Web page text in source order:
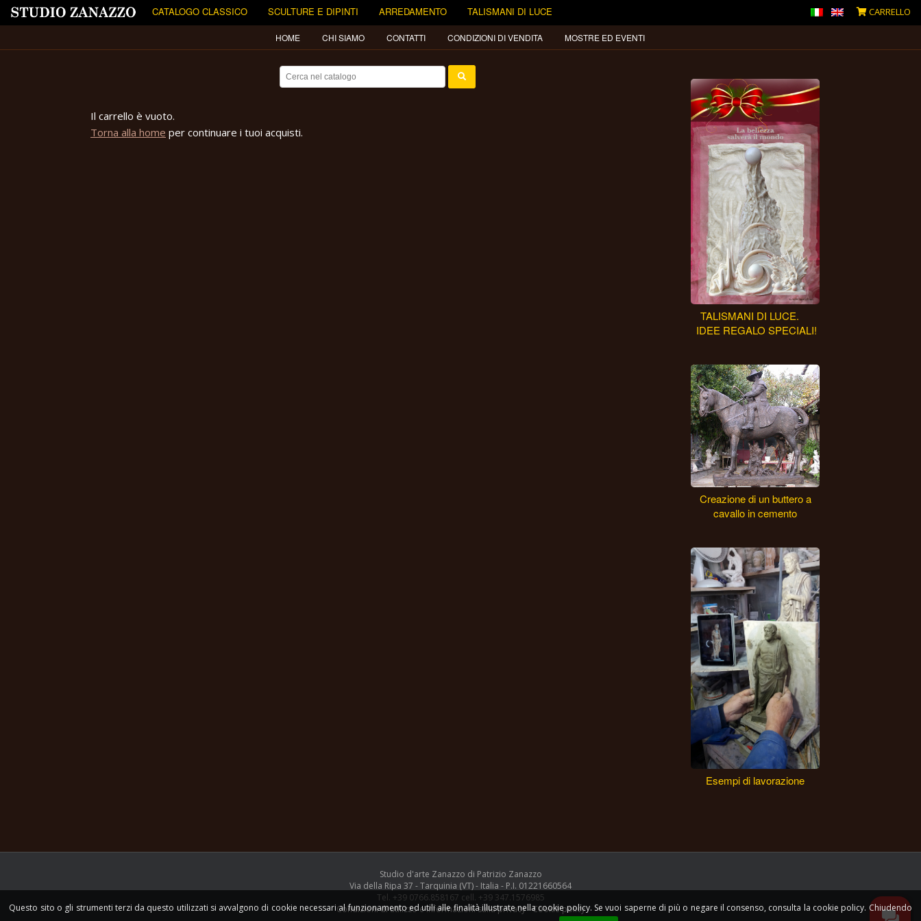
Questo sito o gli strumenti terzi da questo utilizzati si avvalgono di cookie necessari al funzionamento ed utili alle finalità illustrate nella cookie policy. Se vuoi saperne di più o negare il consenso, consulta la cookie policy. Chiudendo
CATALOGO CLASSICO SCULTURE E DIPINTI ARREDAMENTO TALISMANI DI LUCE CARRELLO
HOME CHI SIAMO CONTATTI CONDIZIONI DI VENDITA MOSTRE ED EVENTI
Il carrello è vuoto.
Torna alla home per continuare i tuoi acquisti.
TALISMANI DI LUCE.
IDEE REGALO SPECIALI!
Creazione di un buttero a
cavallo in cemento
Esempi di lavorazione
Studio d'arte Zanazzo di Patrizio Zanazzo
Via della Ripa 37 - Tarquinia (VT) - Italia - P.I. 01221660564
Tel. +39 0766.858167 cell. +39 347.1576985
Condizioni di utilizzo e informazioni sulla privacy-Cookie policy